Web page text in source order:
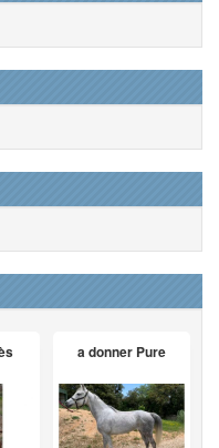
a donner Pure